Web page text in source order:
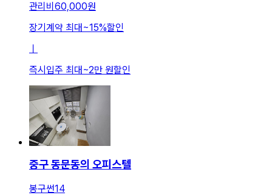
관리비 60,000원
장기계약 최대 ~15%할인
즉시입주 최대 ~2만 원할인
중구 동문동의 오피스텔
봉구썬14